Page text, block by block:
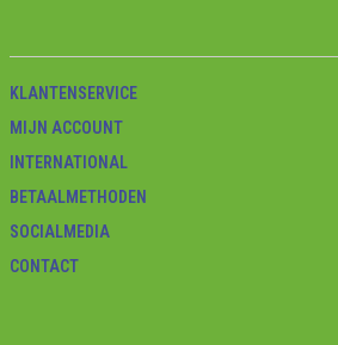
KLANTENSERVICE
MIJN ACCOUNT
INTERNATIONAL
BETAALMETHODEN
SOCIALMEDIA
CONTACT